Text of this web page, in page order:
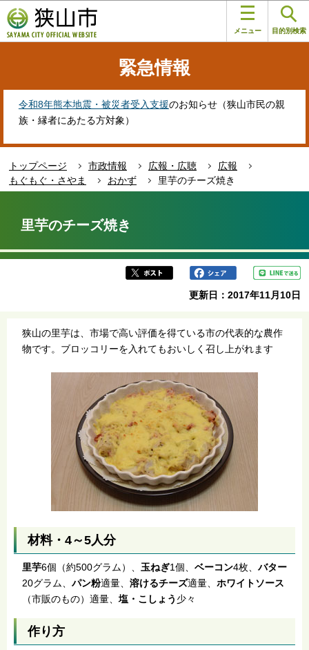
の
ペ
す
メニュー 目的別検索
緊急情報
令和8年熊本地震・被災者受入支援のお知らせ（狭山市民の親
族・縁者にあたる方対象）
トップページ 市政情報 広報・広聴
広報
もぐもぐ・さやま
おかず
里芋のチーズ焼き
か
里芋のチーズ焼き
更新日：2017年11月10日
狭山の里芋は、市場で高い評価を得ている市の代表的な農作
物です。ブロッコリーを入れてもおいしく召し上がれます
材料・4～5人分
里芋6個（約500グラム）、 玉ねぎ1個、 ベーコン4枚、 バター
20グラム、 パン粉適量、 溶けるチーズ適量、 ホワイトソース
（市販のもの）適量、 塩・こしょう 少々
作り方